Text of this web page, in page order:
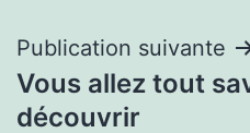
Publication suivante
Vous allez tout
découvrir